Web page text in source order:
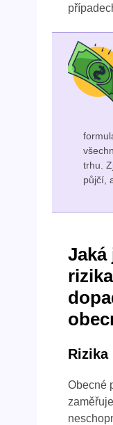
trhu.
půjčí,
Jaká
Rizika
Obecné